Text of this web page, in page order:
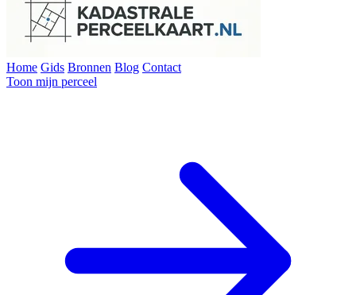
Home Gids Bronnen Blog Contact
Toon mijn perceel